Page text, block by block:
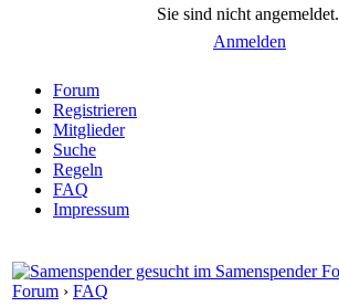
Sie sind nicht angemeldet.
Anmelden
Forum
Registrieren
Mitglieder
Suche
Regeln
FAQ
Impressum
Forum › FAQ